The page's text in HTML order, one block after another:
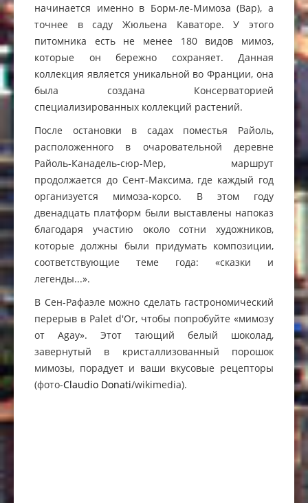
начинается именно в Борм-ле-Мимоза (Вар), а
точнее в саду Жюльена Каваторе. У этого
питомника есть не менее 180 видов мимоз,
которые он бережно сохраняет. Данная
коллекция является уникальной во Франции, она
была создана Консерваторией
специализированных коллекций растений.
После остановки в садах поместья Райоль,
расположенного в очаровательной деревне
Райоль-Канадель-сюр-Мер, маршрут
продолжается до Сент-Максима, где каждый год
организуется мимоза-корсо. В этом году
двенадцать платформ были выставлены напоказ
благодаря участию около сотни художников,
которые должны были придумать композиции,
соответствующие теме года: «сказки и
легенды...».
В Сен-Рафаэле можно сделать гастрономический
перерыв в Palet d'Or, чтобы попробуйте «мимозу
от Agay». Этот тающий белый шоколад,
завернутый в кристаллизованный порошок
мимозы, порадует и ваши вкусовые рецепторы
(фото-Claudio Donati/wikimedia).